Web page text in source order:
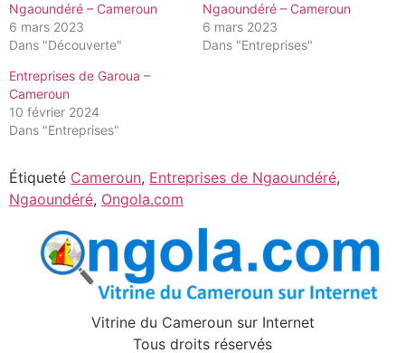
Ngaoundéré – Cameroun
6 mars 2023
Dans "Découverte"
Ngaoundéré – Cameroun
6 mars 2023
Dans "Entreprises"
Entreprises de Garoua –
Cameroun
10 février 2024
Dans "Entreprises"
Étiqueté Cameroun, Entreprises de Ngaoundéré,
Ngaoundéré, Ongola.com
Vitrine du Cameroun sur Internet
Tous droits réservés